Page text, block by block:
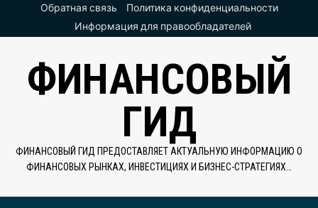
ПерейтиОбратная связь
Политика конфиденциальности
Информация для правообладателей
ФИНАНСОВЫЙ
ГИД
ФИНАНСОВЫЙ ГИД ПРЕДОСТАВЛЯЕТ АКТУАЛЬНУЮ ИНФОРМАЦИЮ О
ФИНАНСОВЫХ РЫНКАХ, ИНВЕСТИЦИЯХ И БИЗНЕС-СТРАТЕГИЯХ…